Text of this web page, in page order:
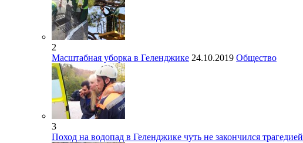
2
Масштабная уборка в Геленджике 24.10.2019 Общество
3
Поход на водопад в Геленджике чуть не закончился трагедией